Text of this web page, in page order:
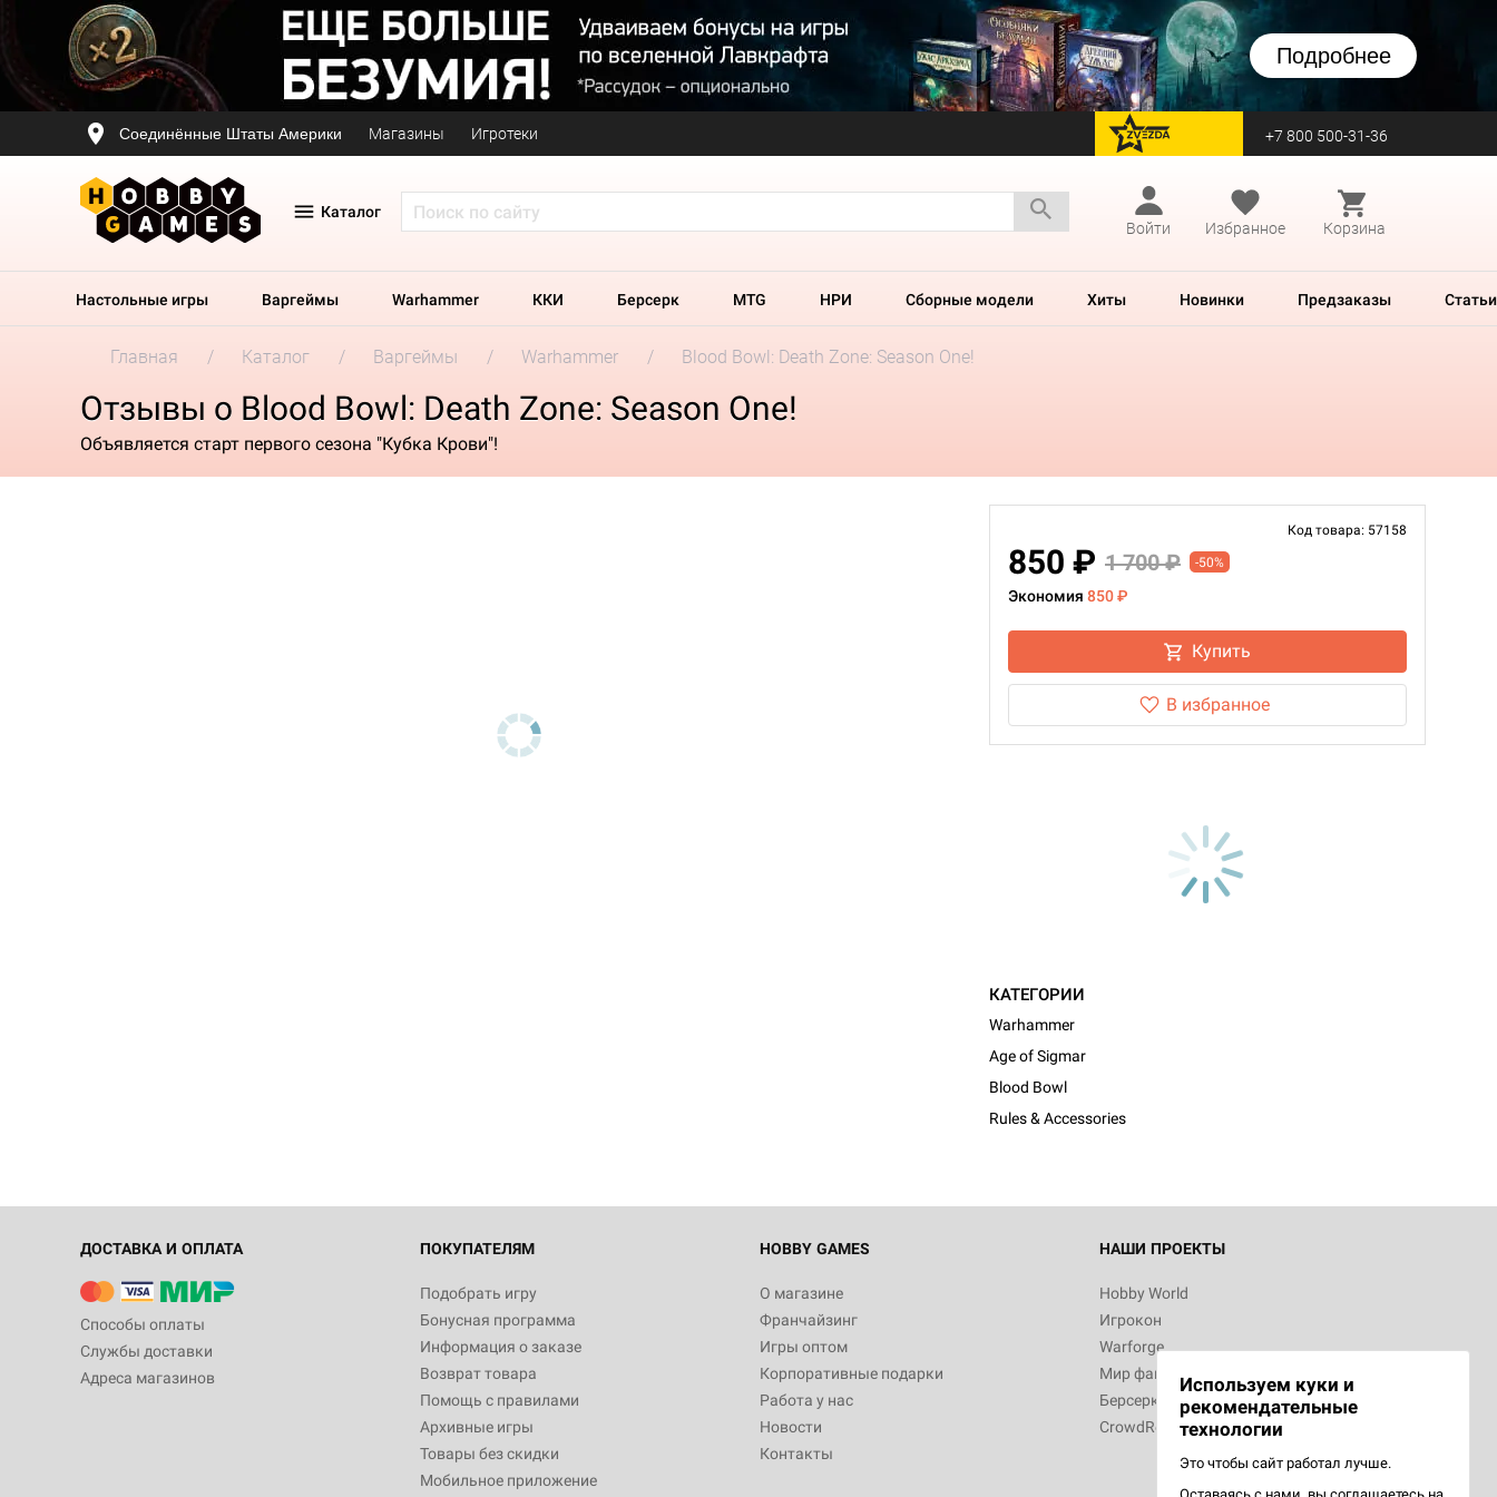
Подробнее
Соединённые Штаты Америки Магазины Игротеки перейти на Zvezda +7 800 500-31-36
Каталог
Войти
Избранное Корзина
Настольные игры Варгеймы Warhammer ККИ Берсерк MTG НРИ Сборные модели Хиты Новинки Предзаказы Статьи
Главная Каталог Варгеймы Warhammer Blood Bowl: Death Zone: Season One!
Отзывы о Blood Bowl: Death Zone: Season One!
Объявляется старт первого сезона "Кубка Крови"!
Код товара: 57158
850 ₽ 1 700 ₽ -50%
Экономия 850 ₽
Купить
В избранное
КАТЕГОРИИ
Warhammer
Age of Sigmar
Blood Bowl
Rules & Accessories
ДОСТАВКА И ОПЛАТА
Способы оплаты
Службы доставки
Адреса магазинов
ПОКУПАТЕЛЯМ
Подобрать игру
Бонусная программа
Информация о заказе
Возврат товара
Помощь с правилами
Архивные игры
Товары без скидки
Мобильное приложение
HOBBY GAMES
О магазине
Франчайзинг
Игры оптом
Корпоративные подарки
Работа у нас
Новости
Контакты
НАШИ ПРОЕКТЫ
Hobby World
Игрокон
Warforge
Мир фантастики
Берсерк
CrowdRepublic
Используем куки и
рекомендательные
технологии
Это чтобы сайт работал лучше.